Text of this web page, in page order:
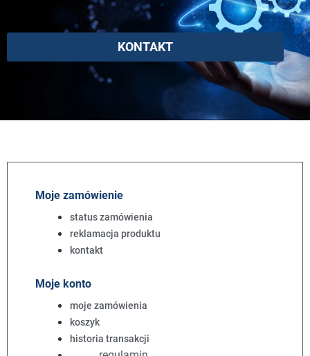
KONTAKT
Moje zamówienie
status zamówienia
reklamacja produktu
kontakt
Moje konto
moje zamówienia
koszyk
historia transakcji